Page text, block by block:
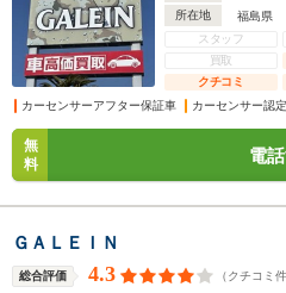
所在地
福島県
スタッフ
買取
クチコミ
カーセンサーアフター保証車
カーセンサー認
無
料
電
ＧＡＬＥＩＮ
総合評価 4.3 （クチコミ